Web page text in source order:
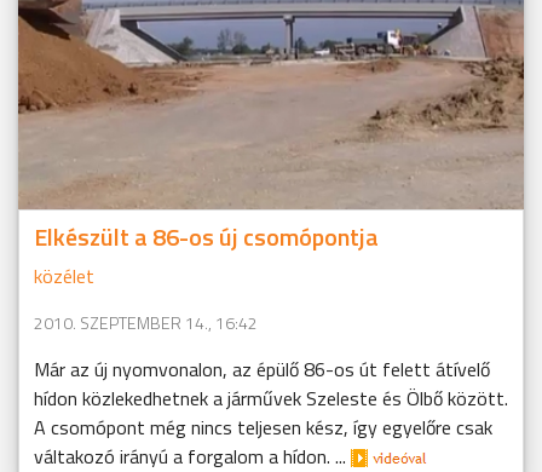
Elkészült a 86-os új csomópontja
közélet
2010. SZEPTEMBER 14., 16:42
Már az új nyomvonalon, az épülő 86-os út felett átívelő
hídon közlekedhetnek a járművek Szeleste és Ölbő között.
A csomópont még nincs teljesen kész, így egyelőre csak
váltakozó irányú a forgalom a hídon. ...